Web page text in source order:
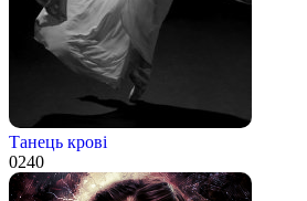
Танець крові
0240